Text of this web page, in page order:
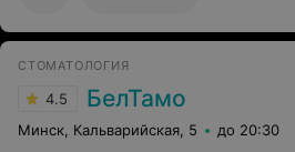
СТОМАТОЛОГИЯ
4.5 БелТамо
Минск, Кальварийская, 5 до 20:30